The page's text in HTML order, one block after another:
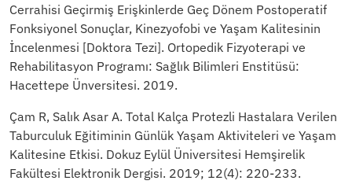
Cerrahisi Geçirmiş Erişkinlerde Geç Dönem Postoperatif
Fonksiyonel Sonuçlar, Kinezyofobi ve Yaşam Kalitesinin
İncelenmesi [Doktora Tezi]. Ortopedik Fizyoterapi ve
Rehabilitasyon Programı: Sağlık Bilimleri Enstitüsü:
Hacettepe Ünversitesi. 2019.
Çam R, Salık Asar A. Total Kalça Protezli Hastalara Verilen
Taburculuk Eğitiminin Günlük Yaşam Aktiviteleri ve Yaşam
Kalitesine Etkisi. Dokuz Eylül Üniversitesi Hemşirelik
Fakültesi Elektronik Dergisi. 2019; 12(4): 220-233.